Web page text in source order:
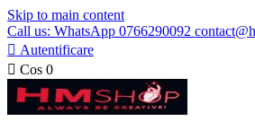
Skip to main content
Call us: WhatsApp 0766290092
 Autentificare
 Cos 0